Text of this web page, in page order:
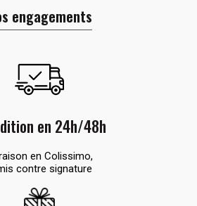
engagements
en 24h/48h
en Colissimo,
contre signature